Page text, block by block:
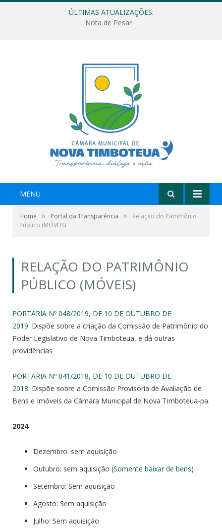
ÚLTIMAS ATUALIZAÇÕES:
Nota de Pesar
MENU
Home » Portal da Transparência »
Relação do Patrimônio
Público (MÓVEIS)
RELAÇÃO DO PATRIMÔNIO
PÚBLICO (MÓVEIS)
PORTARIA Nº 048/2019, DE 10 DE OUTUBRO DE
2019: Dispõe sobre a criação da Comissão de Patrimônio do
Poder Legislativo de Nova Timboteua, e dá outras
providências
PORTARIA Nº 041/2018, DE 10 DE OUTUBRO DE
2018: Dispõe sobre a Comissão Provisória de Avaliação de
Bens e Imóveis da Câmara Municipal de Nova Timboteua-pa.
2024
Dezembro: sem aquisição
Outubro: sem aquisição (Somente baixar de bens)
Setembro: Sem aquisição
Agosto: Sem aquisição
Julho: Sem aquisição